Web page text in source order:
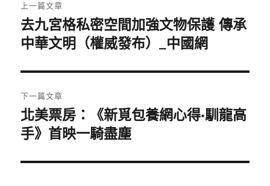
章
導
覽
上一篇文章
上
一
文
章:
去九宮格私密空間加強文物保護 傳承
中華文明（權威發布）_中國網
下一篇文章
下
一
文
北美票房：《新覓包養網心得·馴龍高
手》首映一騎盡塵